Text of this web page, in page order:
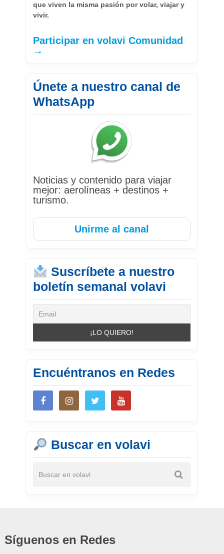
que viven la misma pasión por volar, viajar y
vivir.
Participar en volavi Comunidad
→
Únete a nuestro canal de
WhatsApp
Noticias y contenido para viajar
mejor: aerolíneas + destinos +
turismo.
Unirme al canal
Suscríbete a nuestro
boletín semanal volavi
Encuéntranos en Redes
Buscar en volavi
Síguenos en Redes